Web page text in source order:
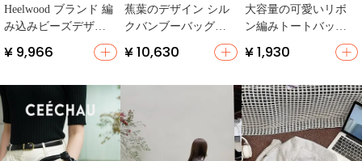
Heelwood ブランド 編
み込みビーズデザイ
ン ショルダーバッグ
【多色・オリジナ
¥ 9,966
蕉葉のデザイン シル
クバンブーバッグ
【ワンショルダー・
斜め掛け・高級感あ
¥ 10,630
大容量の可愛いリボ
ン編みトートバッグ
【夏のビーチ・リゾ
ート用・草編み】
¥ 1,930